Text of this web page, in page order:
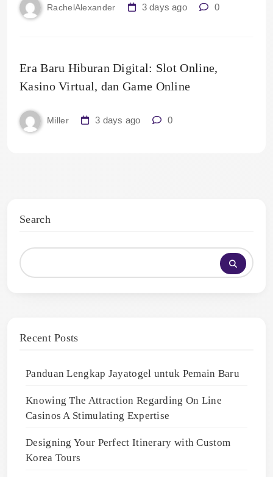
RachelAlexander 3 days ago 0
Era Baru Hiburan Digital: Slot Online,
Kasino Virtual, dan Game Online
Miller 3 days ago 0
Search
Recent Posts
Panduan Lengkap Jayatogel untuk Pemain Baru
Knowing The Attraction Regarding On Line
Casinos A Stimulating Expertise
Designing Your Perfect Itinerary with Custom
Korea Tours